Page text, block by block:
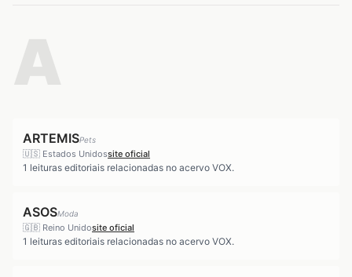
ARTEMISPets
🇺🇸 Estados Unidossite oficial
1 leituras editoriais relacionadas no acervo VOX.
ASOSModa
🇬🇧 Reino Unidosite oficial
1 leituras editoriais relacionadas no acervo VOX.